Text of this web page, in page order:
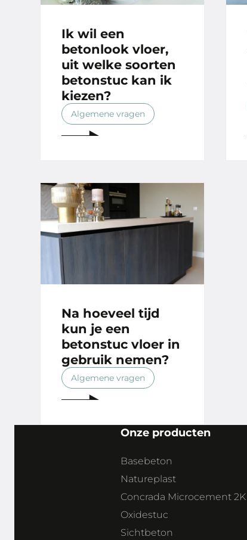
Ik wil een
betonlook vloer,
uit welke soorten
betonstuc kan ik
kiezen?
Algemene vragen
Na hoeveel tijd
kun je een
betonstuc vloer in
gebruik nemen?
Algemene vragen
Onze producten
Basebeton
Natureplast
Concrada Microcement 2K
Oxidestuc
Sichtbeton